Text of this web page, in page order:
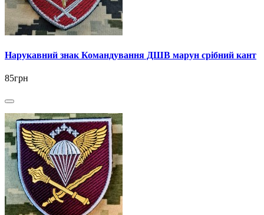
Нарукавний знак Командування ДШВ марун срібний кант
85грн